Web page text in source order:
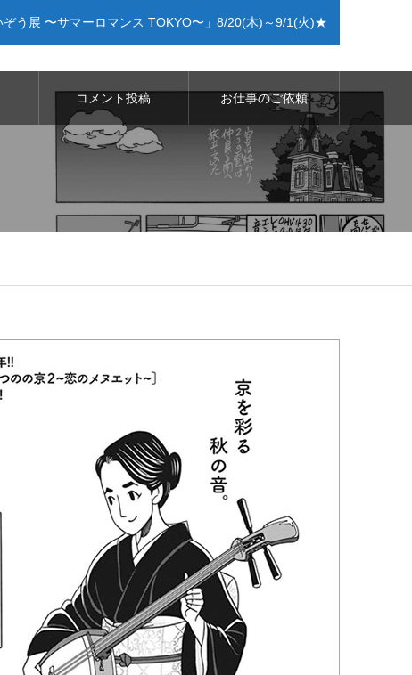
う展 〜サマーロマンス TOKYO〜」8/20(木)～9/1(火)★
コメント投稿 お仕事のご依頼